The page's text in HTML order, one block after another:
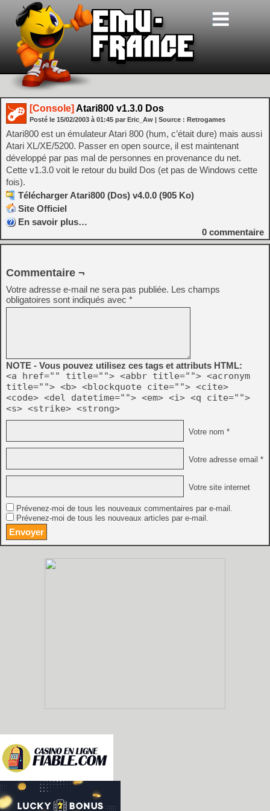
[Console] Atari800 v1.3.0 Dos
Posté le 15/02/2003 à 01:45 par Eric_Aw | Source : Retrogames
Atari800 est un émulateur Atari 800 (hum, c’était dure) mais aussi
Atari XL/XE/5200. Passer en open source, il est maintenant
développé par pas mal de personnes en provenance du net.
Cette v1.3.0 voit le retour du build Dos (et pas de Windows cette
fois).
Télécharger Atari800 (Dos) v4.0.0 (905 Ko)
Site Officiel
En savoir plus…
0 commentaire
Commentaire ¬
Votre adresse e-mail ne sera pas publiée. Les champs
obligatoires sont indiqués avec *
NOTE - Vous pouvez utilisez ces tags et attributs HTML:
<a href="" title=""> <abbr title=""> <acronym
title=""> <b> <blockquote cite=""> <cite>
<code> <del datetime=""> <em> <i> <q cite="">
<s> <strike> <strong>
Votre nom *
Votre adresse email *
Votre site internet
Prévenez-moi de tous les nouveaux commentaires par e-mail.
Prévenez-moi de tous les nouveaux articles par e-mail.